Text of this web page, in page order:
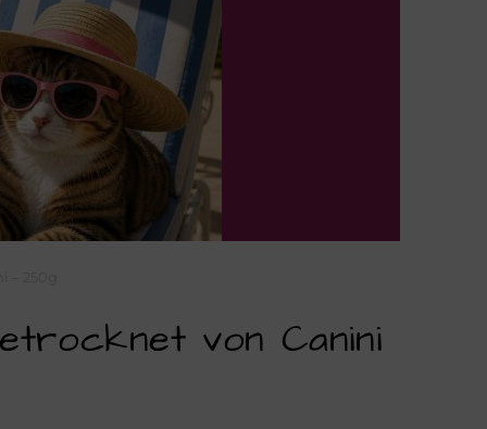
von Canini